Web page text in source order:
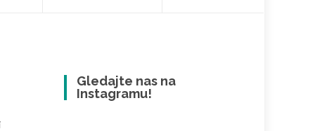
Gledajte nas na
Instagramu!